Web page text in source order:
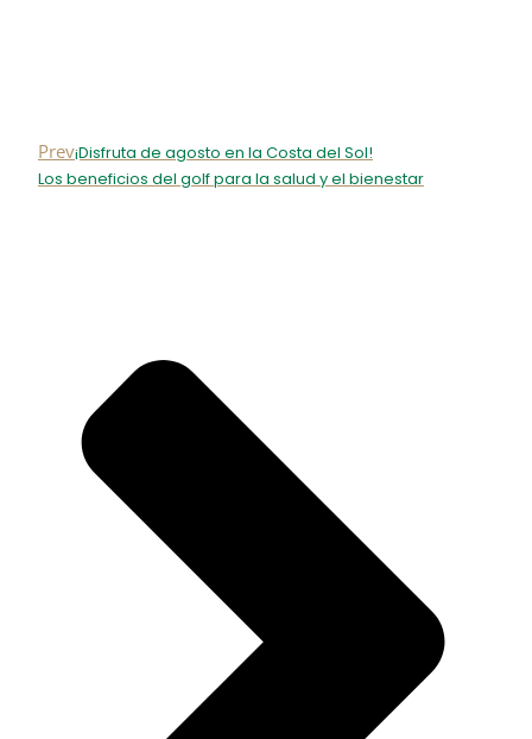
Prev¡Disfruta de agosto en la Costa del Sol!
Los beneficios del golf para la salud y el bienestar